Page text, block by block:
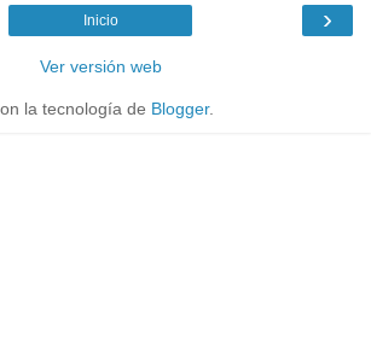
›
Inicio
Ver versión web
la tecnología de Blogger.